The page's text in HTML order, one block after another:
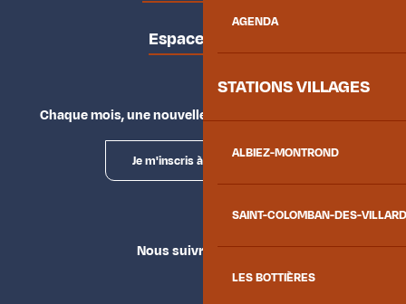
AGENDA
STATIONS VILLAGES
ALBIEZ-MONTROND
SAINT-COLOMBAN-DES-
LES BOTTIÈRES
Espace presse
Chaque mois, une nouvelle façon d'explorer la vallée.
Je m'inscris à la newsletter
Nous suivre